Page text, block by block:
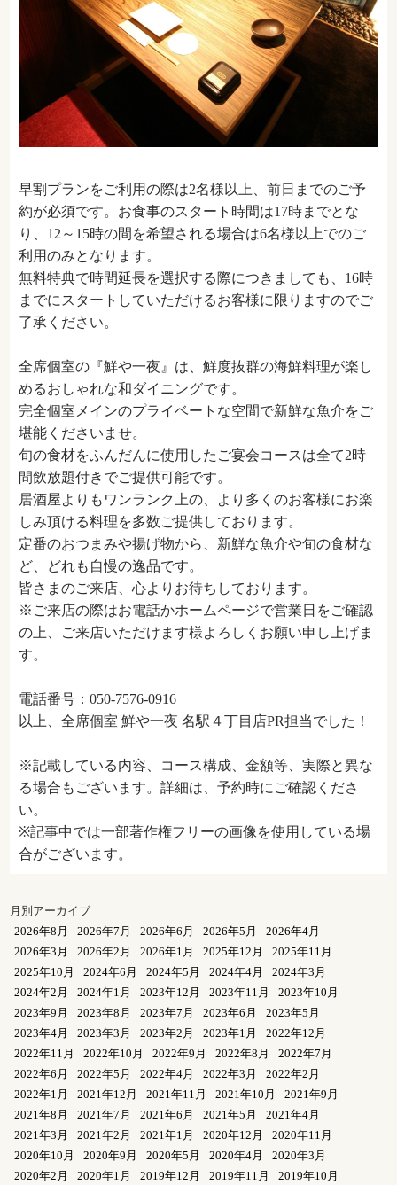
早割プランをご利用の際は2名様以上、前日までのご予
約が必須です。お食事のスタート時間は17時までとな
り、 12 ～ 15時の間を希望される場合は6名様以上でのご
利用のみとなります。
無料特典で時間延長を選択する際につきましても、 16時
までにスタートしていただけるお客様に限りますのでご
了承ください。
全席個室の『鮮や一夜』は、鮮度抜群の海鮮料理が楽し
めるおしゃれな和ダイニングです。
完全個室メインのプライベートな空間で新鮮な魚介をご
堪能くださいませ。
旬の食材をふんだんに使用したご宴会コースは全て2時
間飲放題付きでご提供可能です。
居酒屋よりもワンランク上の、より多くのお客様にお楽
しみ頂ける料理を多数ご提供しております。
定番のおつまみや揚げ物から、新鮮な魚介や旬の食材な
ど、どれも自慢の逸品です。
皆さまのご来店、心よりお待ちしております。
※ご来店の際はお電話かホームページで営業日をご確認
の上、ご来店いただけます様よろしくお願い申し上げま
す。
電話番号：050-7576-0916
以上、全席個室 鮮や一夜 名駅４丁目店PR担当でした！
※記載している内容、コース構成、金額等、実際と異な
る場合もございます。詳細は、予約時にご確認くださ
い。
※記事中では一部著作権フリーの画像を使用している場
合がございます。
月別アーカイブ
2026年8月
2026年7月 2026年6月 2026年5月
2026年4月
2026年3月
2026年2月 2026年1月 2025年12月
2025年11月
2025年10月
2024年6月 2024年5月 2024年4月
2024年3月
2024年2月
2024年1月 2023年12月 2023年11月
2023年10月
2023年9月
2023年8月 2023年7月 2023年6月
2023年5月
2023年4月
2023年3月 2023年2月 2023年1月
2022年12月
2022年11月
2022年10月 2022年9月 2022年8月
2022年7月
2022年6月
2022年5月 2022年4月 2022年3月
2022年2月
2022年1月
2021年12月 2021年11月 2021年10月
2021年9月
2021年8月
2021年7月 2021年6月 2021年5月
2021年4月
2021年3月
2021年2月 2021年1月 2020年12月
2020年11月
2020年10月
2020年9月 2020年5月 2020年4月
2020年3月
2020年2月
2020年1月 2019年12月 2019年11月
2019年10月